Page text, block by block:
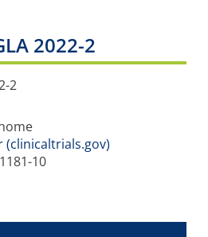
STUDIEN
STUDIEN
REGISTER
2022-2
2
(clinicaltrials.gov)
10